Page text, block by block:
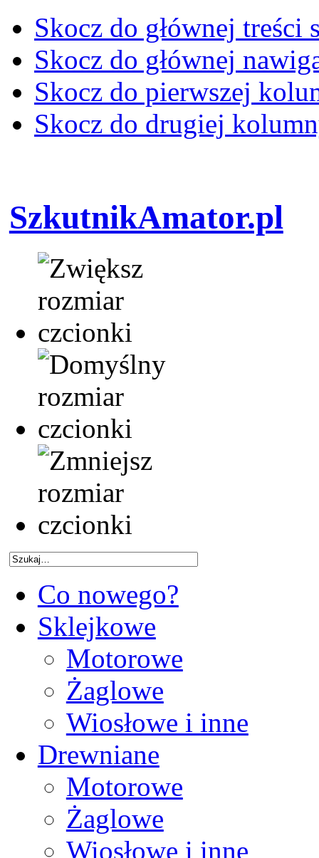
Skocz do głównej treści
Skocz do głównej
Skocz do pierwszej
Skocz do drugiej
SzkutnikAmator.pl
Co nowego?
Sklejkowe
Motorowe
Żaglowe
Wiosłowe i inne
Drewniane
Motorowe
Żaglowe
Wiosłowe i inne